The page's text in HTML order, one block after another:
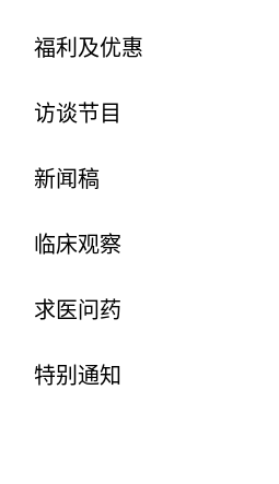
福利及优惠
访谈节目
新闻稿
临床观察
求医问药
特别通知